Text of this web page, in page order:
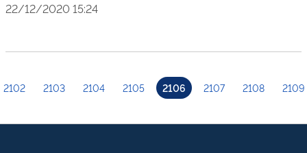
22/12/2020 15:24
2102 2103 2104 2105 2106 2107 2108 2109